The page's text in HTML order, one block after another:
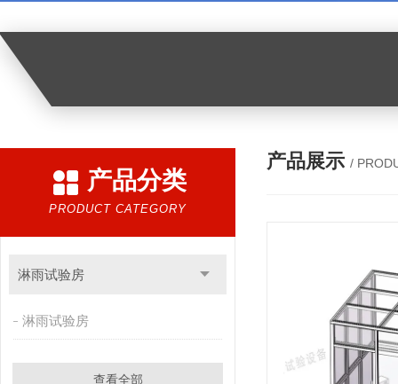
产品分类
PRODUCT CATEGORY
淋雨试验房
淋雨试验房
查看全部
产品展示 /